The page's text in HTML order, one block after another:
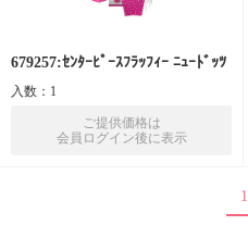
679257:ｾﾝﾀｰﾋﾟｰｽﾌﾗｯﾌｨｰ ﾆｭｰﾄﾞｯﾂ
入数：1
ご提供価格は
会員ログイン後に表示
1